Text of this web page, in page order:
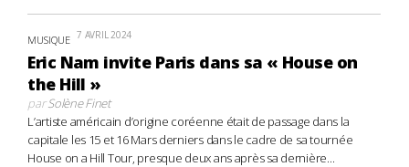
MUSIQUE 7 AVRIL 2024
Eric Nam invite Paris dans sa « House on
the Hill »
parSolène Finet
L’artiste américain d’origine coréenne était de passage dans la
capitale les 15 et 16 Mars derniers dans le cadre de sa tournée
House on a Hill Tour, presque deux ans après sa dernière...